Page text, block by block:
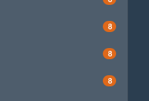
8
8
8